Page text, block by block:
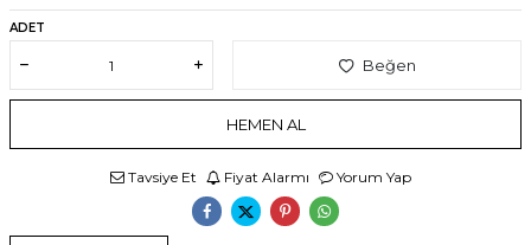
ADET
Beğen
HEMEN AL
Tavsiye Et Fiyat Alarmı Yorum Yap